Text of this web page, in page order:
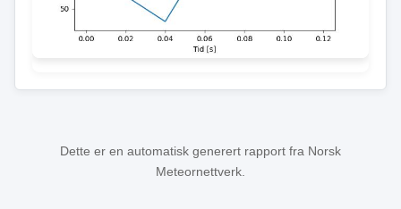
Dette er en automatisk generert rapport fra Norsk
Meteornettverk.